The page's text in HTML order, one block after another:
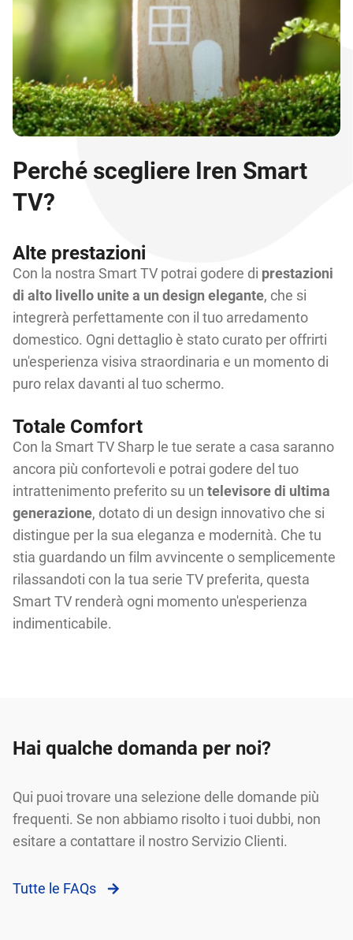
Perché scegliere Iren Smart
TV?
Alte prestazioni
Con la nostra Smart TV potrai godere di prestazioni
di alto livello unite a un design elegante, che si
integrerà perfettamente con il tuo arredamento
domestico. Ogni dettaglio è stato curato per offrirti
un'esperienza visiva straordinaria e un momento di
puro relax davanti al tuo schermo.
Totale Comfort
Con la Smart TV Sharp le tue serate a casa saranno
ancora più confortevoli e potrai godere del tuo
intrattenimento preferito su un televisore di ultima
generazione, dotato di un design innovativo che si
distingue per la sua eleganza e modernità. Che tu
stia guardando un film avvincente o semplicemente
rilassandoti con la tua serie TV preferita, questa
Smart TV renderà ogni momento un'esperienza
indimenticabile.
Hai qualche domanda per noi?
Qui puoi trovare una selezione delle domande più
frequenti. Se non abbiamo risolto i tuoi dubbi, non
esitare a contattare il nostro Servizio Clienti.
Tutte le FAQs